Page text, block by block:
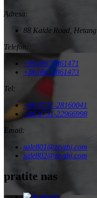
Adresa:
88 Kaide Road,
Telefon:
+8618670861471
+8618670861473
Tel:
+86 0731-28160041
+86 0731-22966998
Email:
sale801@zzyzhj.com
sale802@zzyzhj.com
pratite nas